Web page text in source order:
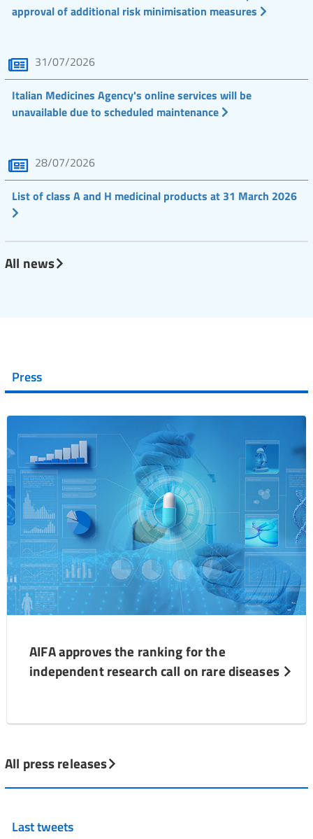
approval of additional risk minimisation measures
31/07/2026
Italian Medicines Agency's online services will be
unavailable due to scheduled maintenance
28/07/2026
List of class A and H medicinal products at 31 March 2026
All news
Press
AIFA approves the ranking for the
independent research call on rare diseases
All press releases
Last tweets